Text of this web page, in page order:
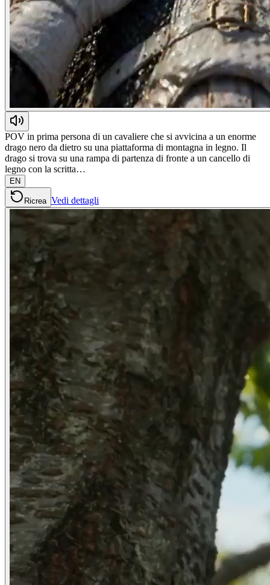
POV in prima persona di un cavaliere che si avvicina a un enorme
drago nero da dietro su una piattaforma di montagna in legno. Il
drago si trova su una rampa di partenza di fronte a un cancello di
legno con la scritta…
EN
Ricrea Vedi dettagli